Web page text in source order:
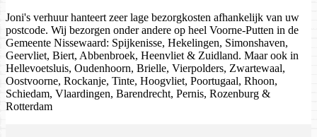
Joni's verhuur hanteert zeer lage bezorgkosten afhankelijk van uw
postcode. Wij bezorgen onder andere op heel Voorne-Putten in de
Gemeente Nissewaard: Spijkenisse, Hekelingen, Simonshaven,
Geervliet, Biert, Abbenbroek, Heenvliet & Zuidland. Maar ook in
Hellevoetsluis, Oudenhoorn, Brielle, Vierpolders, Zwartewaal,
Oostvoorne, Rockanje, Tinte, Hoogvliet, Poortugaal, Rhoon,
Schiedam, Vlaardingen, Barendrecht, Pernis, Rozenburg &
Rotterdam